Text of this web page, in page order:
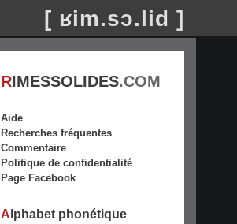
[ ʁim.sɔ.lid ]
RIMESSOLIDES.COM
Aide
Recherches fréquentes
Commentaire
Politique de confidentialité
Page Facebook
A lphabet phonétique